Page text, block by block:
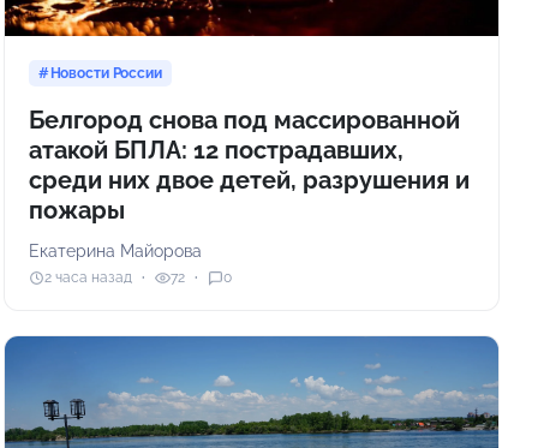
Новости России
Белгород снова под массированной
атакой БПЛА: 12 пострадавших,
среди них двое детей, разрушения и
пожары
Екатерина Майорова
2 часа назад 72 0